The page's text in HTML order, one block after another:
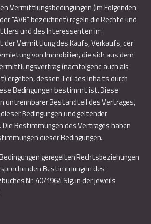
Vermittlungsbedingungen (im Folgenden
"AVB" bezeichnet) regeln die Rechte und
und des Interessenten im
der Vermittlung des Kaufs, Verkaufs, der
von Immobilien, die sich aus dem
(nachfolgend auch als
ergeben, dessen Teil des Inhalts durch
Bedingungen bestimmt ist. Diese
untrennbarer Bestandteil des Vertrages,
Bedingungen und geltender
Bestimmungen des Vertrages haben
dieser Bedingungen.
geregelten Rechtsbeziehungen
Bestimmungen des
Nr. 40/1964 Slg. in der jeweils